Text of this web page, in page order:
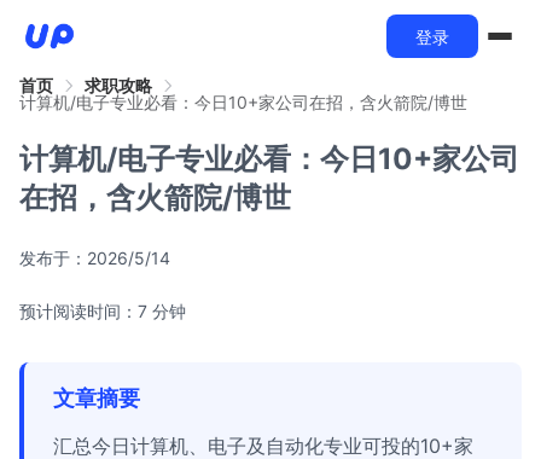
登录
首页
求职攻略
计算机/电子专业必看：今日10+家公司在招，含火箭院/博世
计算机/电子专业必看：今日10+家公司
在招，含火箭院/博世
发布于： 2026/5/14
预计阅读时间：7 分钟
文章摘要
汇总今日计算机、电子及自动化专业可投的10+家